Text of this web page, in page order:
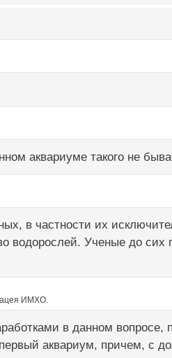
аквариуме такого не
в частности их
водорослей. Ученые до
ИМХО.
в данном вопросе,
аквариум, причем, с